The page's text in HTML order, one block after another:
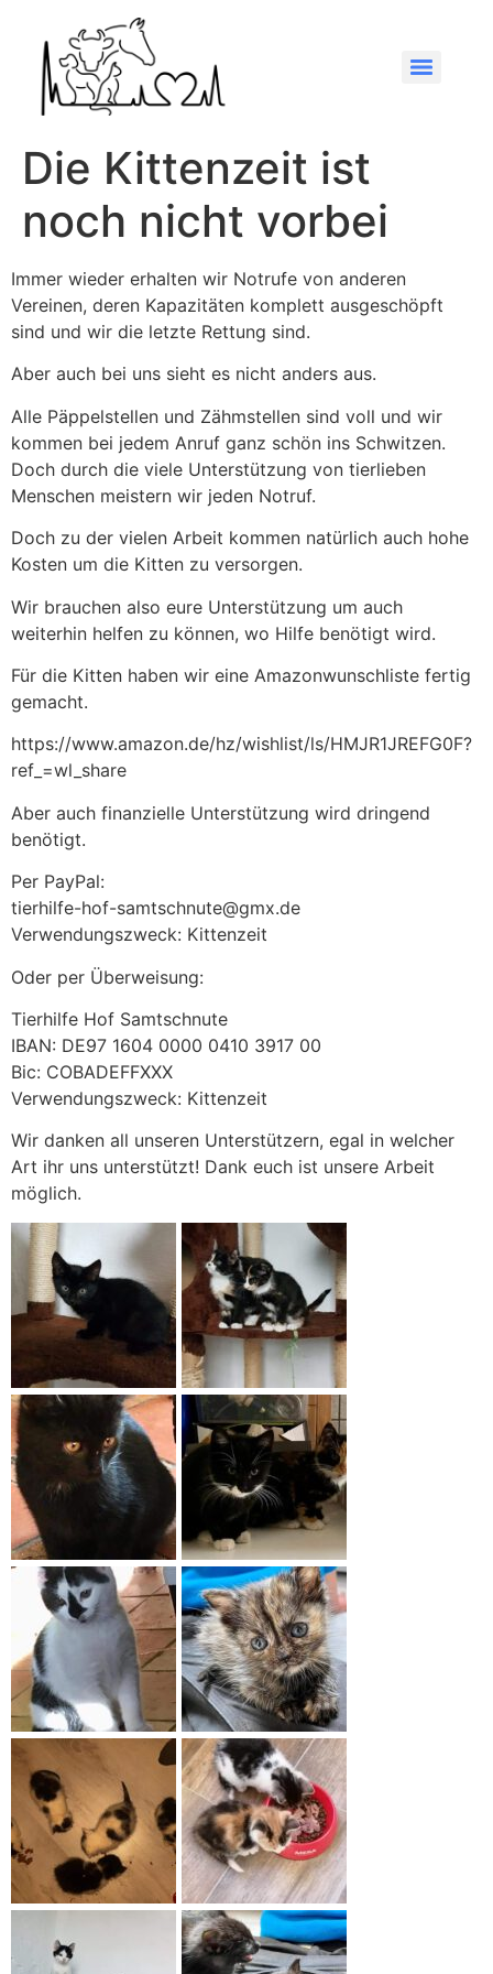
Die Kittenzeit ist
noch nicht vorbei
Immer wieder erhalten wir Notrufe von anderen
Vereinen, deren Kapazitäten komplett ausgeschöpft
sind und wir die letzte Rettung sind.
Aber auch bei uns sieht es nicht anders aus.
Alle Päppelstellen und Zähmstellen sind voll und wir
kommen bei jedem Anruf ganz schön ins Schwitzen.
Doch durch die viele Unterstützung von tierlieben
Menschen meistern wir jeden Notruf.
Doch zu der vielen Arbeit kommen natürlich auch hohe
Kosten um die Kitten zu versorgen.
Wir brauchen also eure Unterstützung um auch
weiterhin helfen zu können, wo Hilfe benötigt wird.
Für die Kitten haben wir eine Amazonwunschliste fertig
gemacht.
https://www.amazon.de/hz/wishlist/ls/HMJR1JREFG0F?
ref_=wl_share
Aber auch finanzielle Unterstützung wird dringend
benötigt.
Per PayPal:
tierhilfe-hof-samtschnute@gmx.de
Verwendungszweck: Kittenzeit
Oder per Überweisung:
Tierhilfe Hof Samtschnute
IBAN: DE97 1604 0000 0410 3917 00
Bic: COBADEFFXXX
Verwendungszweck: Kittenzeit
Wir danken all unseren Unterstützern, egal in welcher
Art ihr uns unterstützt! Dank euch ist unsere Arbeit
möglich.